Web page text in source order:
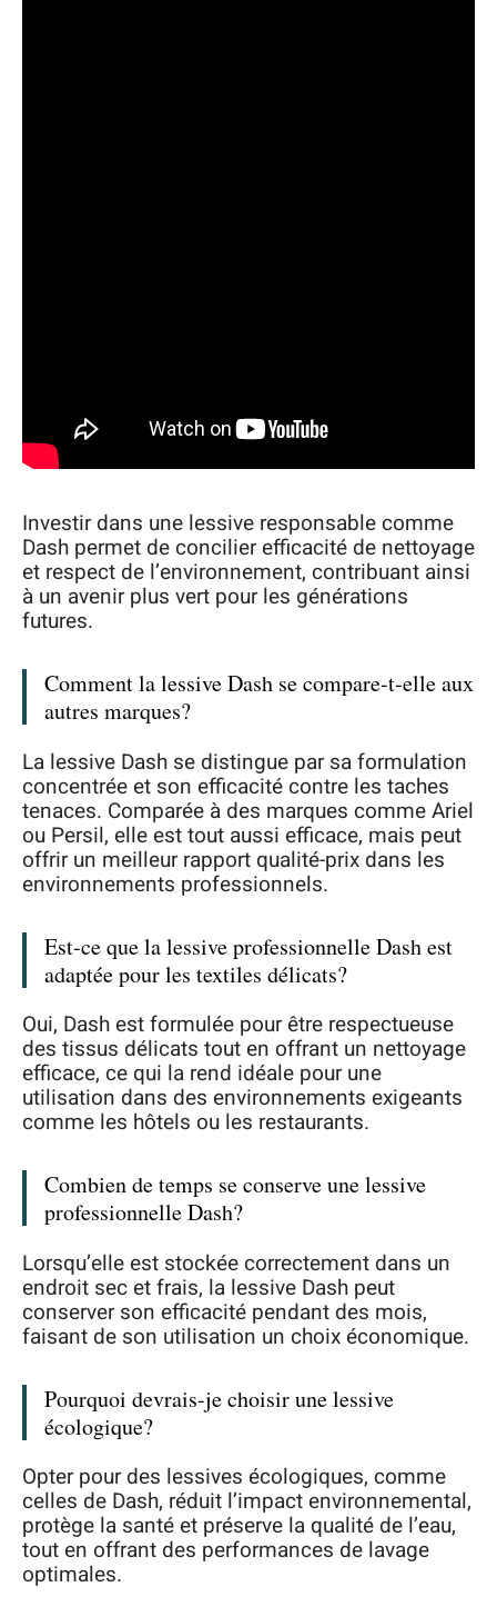
Investir dans une lessive responsable comme
Dash permet de concilier efficacité de nettoyage
et respect de l’environnement, contribuant ainsi
à un avenir plus vert pour les générations
futures.
Comment la lessive Dash se compare-t-elle aux
autres marques?
La lessive Dash se distingue par sa formulation
concentrée et son efficacité contre les taches
tenaces. Comparée à des marques comme Ariel
ou Persil, elle est tout aussi efficace, mais peut
offrir un meilleur rapport qualité-prix dans les
environnements professionnels.
Est-ce que la lessive professionnelle Dash est
adaptée pour les textiles délicats?
Oui, Dash est formulée pour être respectueuse
des tissus délicats tout en offrant un nettoyage
efficace, ce qui la rend idéale pour une
utilisation dans des environnements exigeants
comme les hôtels ou les restaurants.
Combien de temps se conserve une lessive
professionnelle Dash?
Lorsqu’elle est stockée correctement dans un
endroit sec et frais, la lessive Dash peut
conserver son efficacité pendant des mois,
faisant de son utilisation un choix économique.
Pourquoi devrais-je choisir une lessive
écologique?
Opter pour des lessives écologiques, comme
celles de Dash, réduit l’impact environnemental,
protège la santé et préserve la qualité de l’eau,
tout en offrant des performances de lavage
optimales.